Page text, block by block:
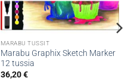
MARABU TUSSIT
Marabu Graphix Sketch Marker
12 tussia
36,20€